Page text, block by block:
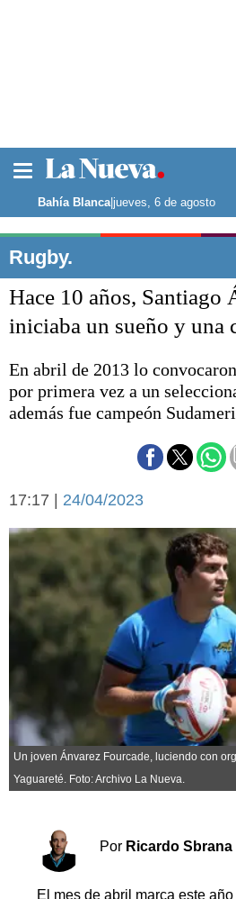
Noticias
La ciudad
Punta
El
Deportes
Liga del
Federal
Arte y cultura
Economía y campo
Con el
Sociedad y tiempo
libre
Turismo
Salud
Es viral
El tiempo
Cartón Lleno
Fúnebres
Horóscopo
Suplementos
Bahía Blanca|jueves, 6 de agosto
Rugby.
Hace 10 años, Santiago
iniciaba un sueño y una
En abril de 2013 lo
por primera vez a un
además fue campeón
17:17 | 24/04/2023
Un joven Ánvarez Fourcade, luciendo con
Yaguareté. Foto: Archivo La Nueva.
Por Ricardo Sbrana
El mes de abril marca este